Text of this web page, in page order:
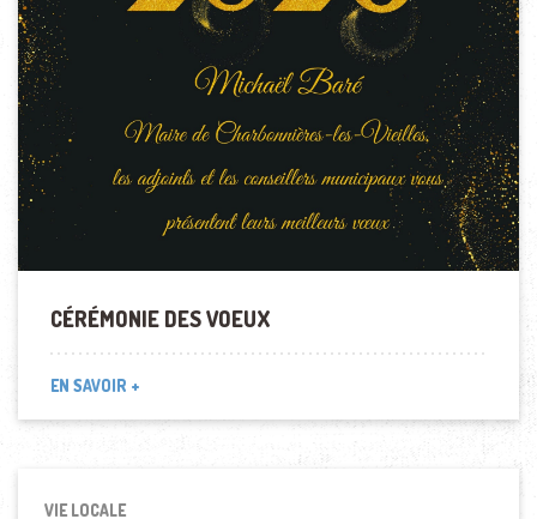
CÉRÉMONIE DES VOEUX
EN SAVOIR +
VIE LOCALE